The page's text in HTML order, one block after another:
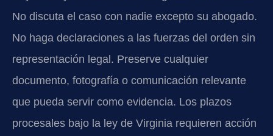
No discuta el caso con nadie excepto su abogado.
No haga declaraciones a las fuerzas del orden sin
representación legal. Preserve cualquier
documento, fotografía o comunicación relevante
que pueda servir como evidencia. Los plazos
procesales bajo la ley de Virginia requieren acción